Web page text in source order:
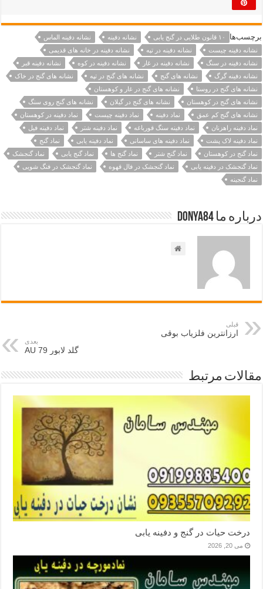
برچسب‌ها ۱۰ قانون طلایی در گنج یابی نشانه دفینه
نشانه دفینه الماس
نشانه دفینه چیست
نشانه دفینه در تپه
نشانه دفینه در خانه های قدیمی
نشانه دفینه در سنگ
نشانه دفینه در غار نشانه دفینه در کوه
نشانه دفینه قبر
نشانه دفینه گرگ
نشانه های گنج نشانه های گنج در تپه
نشانه های گنج در خاک
نشانه های گنج در روستا
نشانه های گنج در غار و کوهستان
نشانه های گنج در کوهستان
نشانه های گنج در گیلان
نشانه های گنج روی سنگ
نشانه های گنج کم عمق
نماد دفینه نماد دفینه چیست
نماد دفینه در کوهستان
نماد دفینه راهزنان
نماد دفینه سنگ قورباغه نماد دفینه شتر
نماد دفینه فیل
نماد دفینه لاک پشت
نماد دفینه های ساسانی نماد دفینه یابی
نماد گنج
نماد گنج در کوهستان
نماد گنج شتر نماد گنج ها نماد گنج یابی
نماد گنجشک
نماد گنجشک در دفینه یابی
نماد گنجشک در فال قهوه
نماد گنجشک در فنگ شویی
نماد گنجینه
درباره ما Donya84
قبلی
ارزانترین فلزیاب بوقی
بعدی
گلد لابور AU 79
مقالات مرتبط
درخت حیات در گنج و دفینه یابی
می 20, 2026